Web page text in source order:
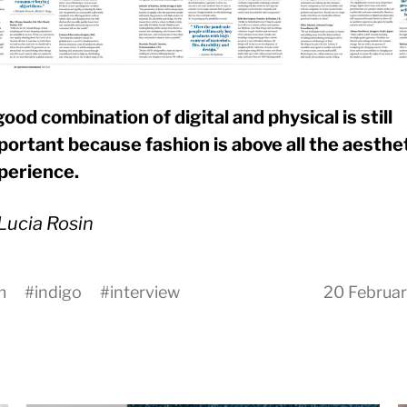
combination of digital and physical is still
because fashion is above all the
Rosin
#indigo #interview 20